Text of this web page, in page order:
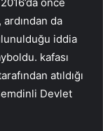
da
iddia
kafası
atıldığı
Devlet